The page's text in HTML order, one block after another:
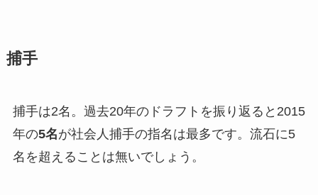
捕手
捕手は2名。過去20年のドラフトを振り返ると2015
年の5名が社会人捕手の指名は最多です。流石に5
名を超えることは無いでしょう。